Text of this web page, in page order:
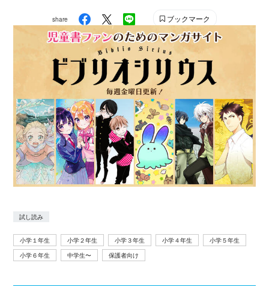
share ブックマーク
試し読み
小学１年生 小学２年生 小学３年生 小学４年生
小学５年生
小学６年生
中学生〜 保護者向け